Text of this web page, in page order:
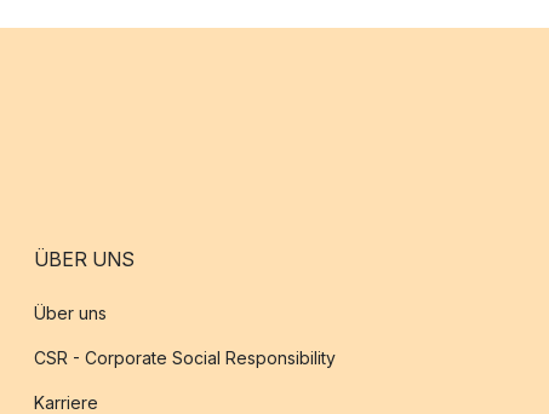
ÜBER UNS
Über uns
CSR - Corporate Social Responsibility
Karriere